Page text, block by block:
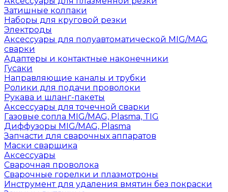
Затишные колпаки
Наборы для круговой резки
Электроды
Аксессуары для полуавтоматической MIG/MAG
сварки
Адаптеры и контактные наконечники
Гусаки
Направляющие каналы и трубки
Ролики для подачи проволоки
Рукава и шланг-пакеты
Аксессуары для точечной сварки
Газовые сопла MIG/MAG, Plasma, TIG
Диффузоры MIG/MAG, Plasma
Запчасти для сварочных аппаратов
Маски сварщика
Аксессуары
Сварочная проволока
Сварочные горелки и плазмотроны
Инструмент для удаления вмятин без покраски